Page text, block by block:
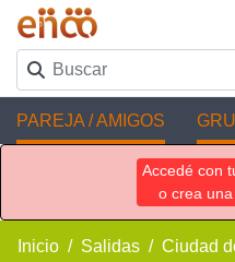
PAREJA / AMIGOS
Accedé con
o crea una
Inicio Salidas
Ciudad